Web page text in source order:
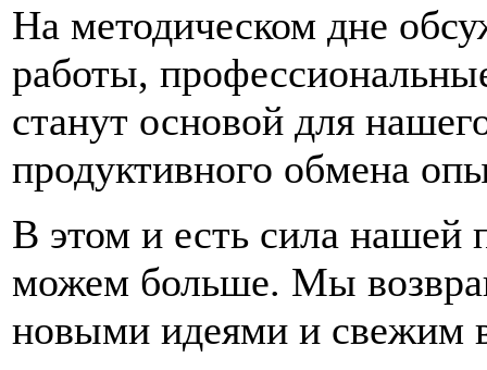
На методическом дне
работы,
станут основой для
продуктивного обмена
В этом и есть сила
можем больше. Мы
новыми идеями и свежим